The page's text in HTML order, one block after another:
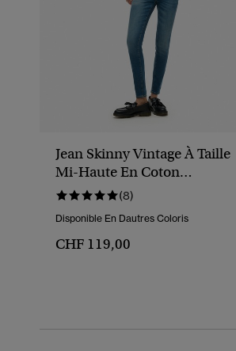
Jean Skinny Vintage À Taille
Mi-Haute En Coton
Biologique(8)
Disponible En Dautres Coloris
CHF 119,00